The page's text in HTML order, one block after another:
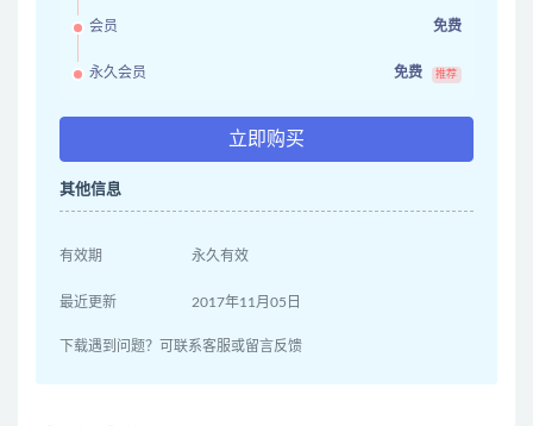
会员 免费
永久会员 免费 推荐
立即购买
其他信息
有效期 永久有效
最近更新 2017年11月05日
下载遇到问题？可联系客服或留言反馈